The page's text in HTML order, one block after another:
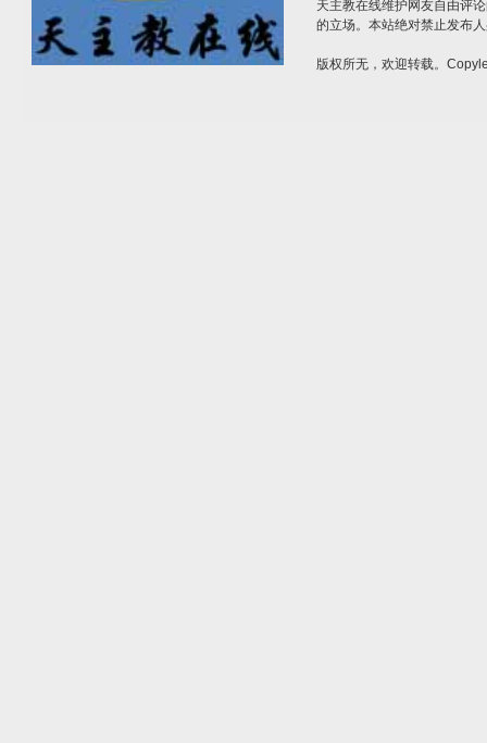
天主教在线维护网友自由评
的立场。本站绝对禁止发布
版权所无，欢迎转载。